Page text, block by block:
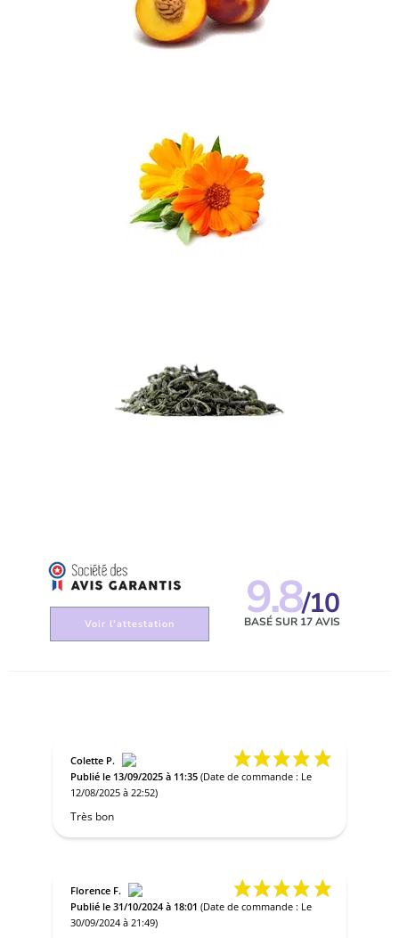
Voir l'attestation 9.8/10
BASÉ SUR 17 AVIS
Colette P.
Publié le 13/09/2025 à 11:35(Date de commande : Le
12/08/2025 à 22:52)
Très bon
Florence F.
Publié le 31/10/2024 à 18:01(Date de commande : Le
30/09/2024 à 21:49)